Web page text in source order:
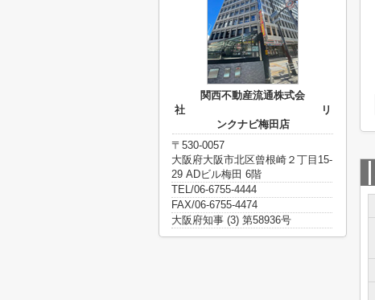
関西不動産流通株式会
社 リ
ンクナビ梅田店
〒530-0057
大阪府大阪市北区曾根崎２丁目15-
29 ADビル梅田 6階
TEL/06-6755-4444
FAX/06-6755-4474
大阪府知事 (3) 第58936号